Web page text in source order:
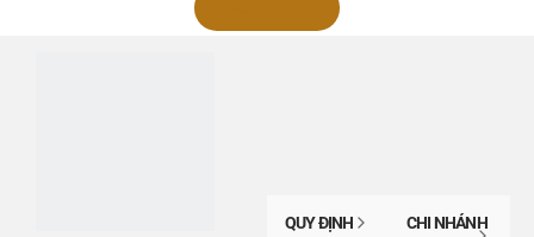
QUY ĐỊNH
CHI NHÁNH